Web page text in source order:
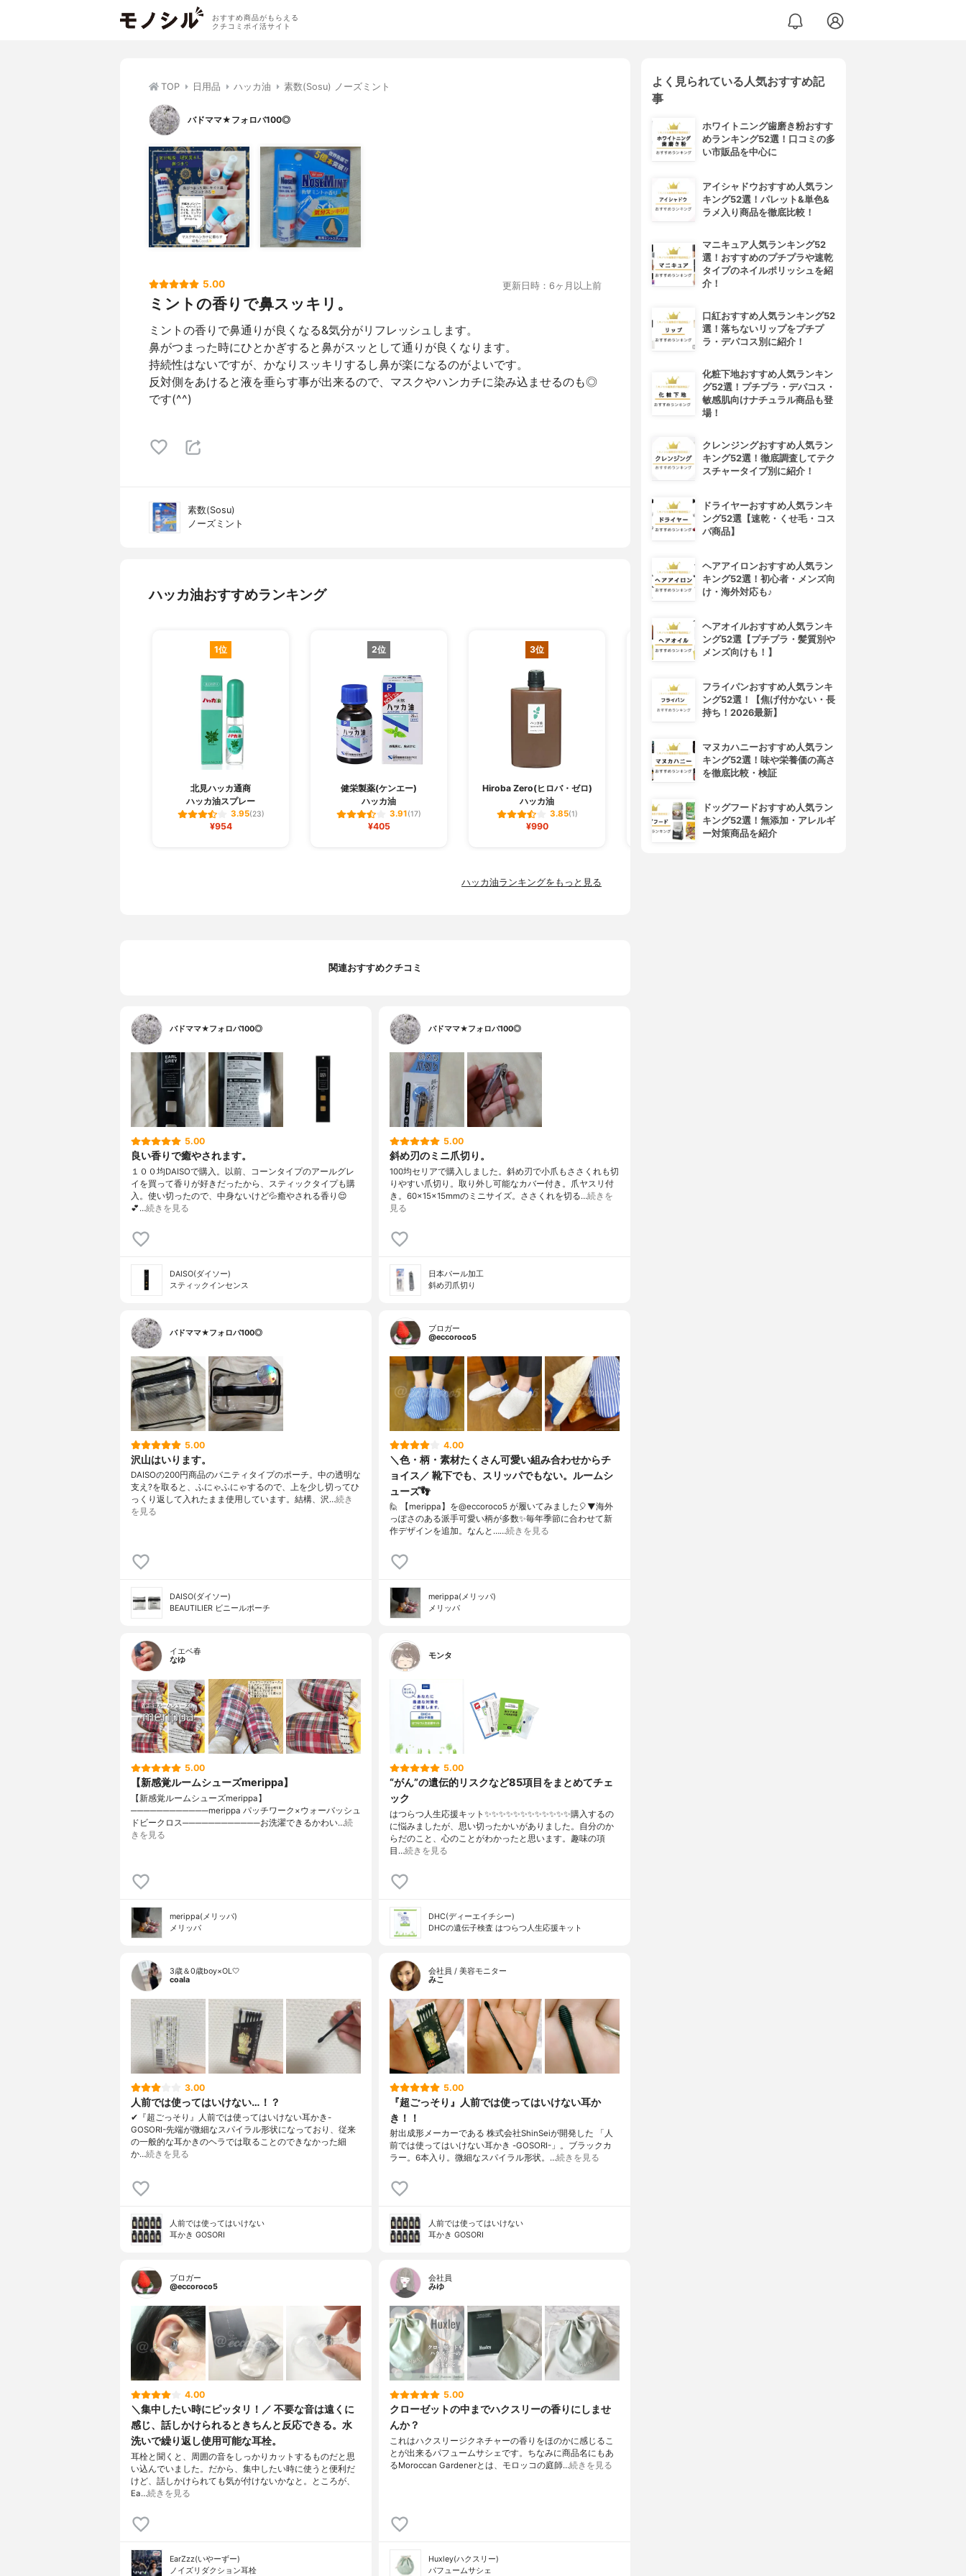
おすすめ商品がもらえる
クチコミポイ活サイト
TOP 日用品 ハッカ油 素数(Sosu) ノーズミント
バドママ★フォロバ100◎
5.00 更新日時：6ヶ月以上前
ミントの香りで鼻スッキリ。
ミントの香りで鼻通りが良くなる&気分がリフレッシュします。
鼻がつまった時にひとかぎすると鼻がスッとして通りが良くなります。
持続性はないですが、かなりスッキリするし鼻が楽になるのがよいです。
反対側をあけると液を垂らす事が出来るので、マスクやハンカチに染み込ませるのも◎
です(⁠^⁠^⁠)
素数(Sosu)
ノーズミント
ハッカ油おすすめランキング
1位
北見ハッカ通商
ハッカ油スプレー
3.95(23)
¥954
2位
健栄製薬(ケンエー)
ハッカ油
3.91(17)
¥405
3位
Hiroba Zero(ヒロバ・ゼロ)
ハッカ油
3.85(1)
¥990
4位
天然ハッカスプレー
3.81 (1)
¥1,290
食品添加物 ハッカ油
ハッカ油ランキングをもっと見る
関連おすすめクチコミ
バドママ★フォロバ100◎
5.00
良い香りで癒やされます。
１００均DAISOで購入。以前、コーンタイプのアールグレ
イを買って香りが好きだったから、スティックタイプも購
入。使い切ったので、中身ないけど💦癒やされる香り😌
💕…続きを見る
DAISO(ダイソー)
スティックインセンス
バドママ★フォロバ100◎
5.00
斜め刃のミニ爪切り。
100均セリアで購入しました。斜め刃で小爪もささくれも切
りやすい爪切り。取り外し可能なカバー付き。爪ヤスリ付
き。60×15×15mmのミニサイズ。ささくれを切る…続きを
見る
日本パール加工
斜め刃爪切り
バドママ★フォロバ100◎
5.00
沢山はいります。
DAISOの200円商品のバニティタイプのポーチ。中の透明な
支え?を取ると、ふにゃふにゃするので、上を少し切ってひ
っくり返して入れたまま使用しています。結構、沢…続き
を見る
DAISO(ダイソー)
BEAUTILIER ビニールポーチ
ブロガー
@eccoroco5
4.00
＼色・柄・素材たくさん可愛い組み合わせからチ
ョイス／ 靴下でも、スリッパでもない。ルームシ
ューズ👣 ⁡
🙋 【merippa】を@eccoroco5 が履いてみました🎈⁡⁡⁡▼⁡海外
っぽさのある派手可愛い柄が多数✨⁡毎年季節に合わせて新
作デザインを追加。⁡なんと……続きを見る
merippa(メリッパ)
メリッパ
イエベ春
なゆ
5.00
【新感覚ルームシューズmerippa】
【新感覚ルームシューズmerippa】
────────────merippa パッチワーク×ウォーバッシュ
ドビークロス────────────お洗濯できるかわい…続
きを見る
merippa(メリッパ)
メリッパ
モンタ
5.00
“がん”の遺伝的リスクなど85項目をまとめてチェ
ック
はつらつ人生応援キット✨✨✨✨✨✨✨✨✨✨✨✨購入するの
に悩みましたが、思い切ったかいがありました。自分のか
らだのこと、心のことがわかったと思います。趣味の項
目…続きを見る
DHC(ディーエイチシー)
DHCの遺伝子検査 はつらつ人生応援キット
3歳＆0歳boy×OL🤍
coala
3.00
人前では使ってはいけない…！？
✔︎『超ごっそり』人前では使ってはいけない耳かき-
GOSORI-先端が微細なスパイラル形状になっており、従来
の一般的な耳かきのヘラでは取ることのできなかった細
か…続きを見る
人前では使ってはいけない
耳かき GOSORI
会社員 / 美容モニター
みこ
5.00
『超ごっそり』人前では使ってはいけない耳か
き！！
射出成形メーカーである 株式会社ShinSeiが開発した 「人
前では使ってはいけない耳かき -GOSORI-」。ブラックカ
ラー。6本入り。微細なスパイラル形状。…続きを見る
人前では使ってはいけない
耳かき GOSORI
ブロガー
@eccoroco5
4.00
＼集中したい時にピッタリ！／ 不要な音は遠くに
感じ、話しかけられるときちんと反応できる。水
洗いで繰り返し使用可能な耳栓。
耳栓と聞くと、周囲の音をしっかりカットするものだと思
い込んでいました。だから、集中したい時に使うと便利だ
けど、話しかけられても気が付けないかなと。ところが、
Ea…続きを見る
EarZzz(いやーずー)
ノイズリダクション耳栓
会社員
みゆ
5.00
クローゼットの中までハクスリーの香りにしませ
んか？
これはハクスリージクネチャーの香りをほのかに感じるこ
とが出来るパフュームサシェです。ちなみに商品名にもあ
るMoroccan Gardenerとは、モロッコの庭師…続きを見る
Huxley(ハクスリー)
パフュームサシェ
よく見られている人気おすすめ記
事
ホワイトニング歯磨き粉おすす
めランキング52選！口コミの多
い市販品を中心に
アイシャドウおすすめ人気ラン
キング52選！パレット&単色&
ラメ入り商品を徹底比較！
マニキュア人気ランキング52
選！おすすめのプチプラや速乾
タイプのネイルポリッシュを紹
介！
口紅おすすめ人気ランキング52
選！落ちないリップをプチプ
ラ・デパコス別に紹介！
化粧下地おすすめ人気ランキン
グ52選！プチプラ・デパコス・
敏感肌向けナチュラル商品も登
場！
クレンジングおすすめ人気ラン
キング52選！徹底調査してテク
スチャータイプ別に紹介！
ドライヤーおすすめ人気ランキ
ング52選【速乾・くせ毛・コス
パ商品】
ヘアアイロンおすすめ人気ラン
キング52選！初心者・メンズ向
け・海外対応も♪
ヘアオイルおすすめ人気ランキ
ング52選【プチプラ・髪質別や
メンズ向けも！】
フライパンおすすめ人気ランキ
ング52選！【焦げ付かない・長
持ち！2026最新】
マヌカハニーおすすめ人気ラン
キング52選！味や栄養価の高さ
を徹底比較・検証
ドッグフードおすすめ人気ラン
キング52選！無添加・アレルギ
ー対策商品を紹介